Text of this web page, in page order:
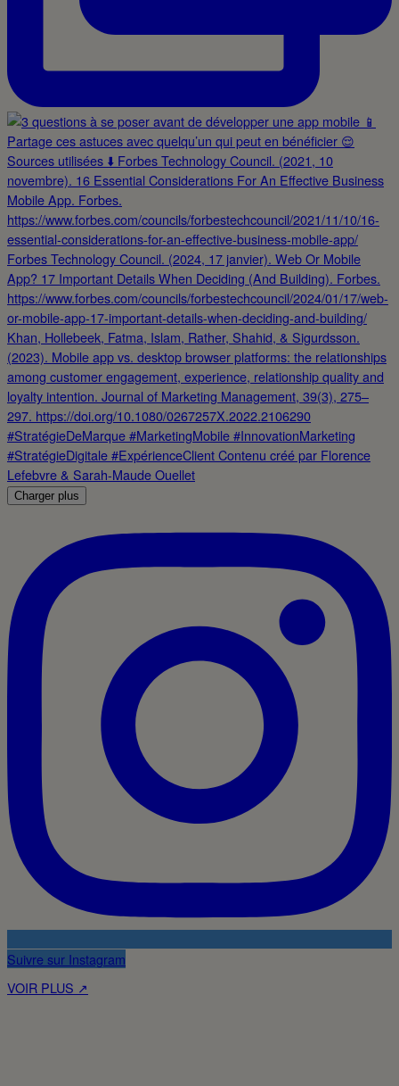
Charger plus
Suivre sur Instagram
VOIR PLUS ↗